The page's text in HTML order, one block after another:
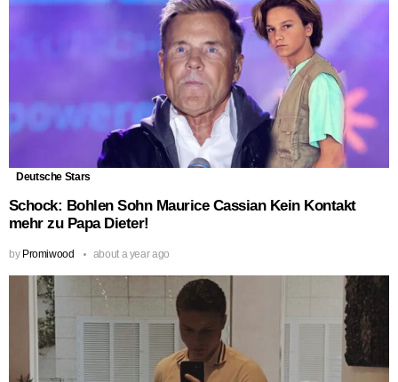
Deutsche Stars
Schock: Bohlen Sohn Maurice Cassian Kein Kontakt
mehr zu Papa Dieter!
by Promiwood about a year ago